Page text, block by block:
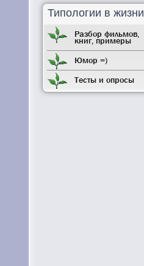
Типологии в жизни
Разбор фильмов,
книг, примеры
Юмор =)
Тесты и опросы